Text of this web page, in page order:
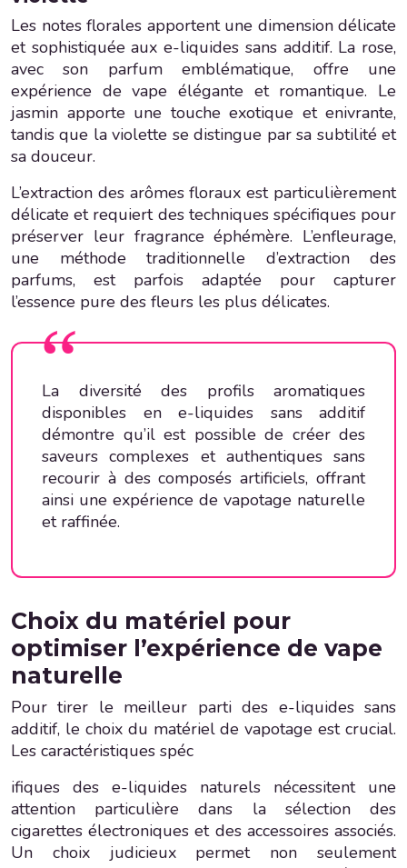
Les notes florales apportent une dimension délicate
et sophistiquée aux e-liquides sans additif. La rose,
avec son parfum emblématique, offre une
expérience de vape élégante et romantique. Le
jasmin apporte une touche exotique et enivrante,
tandis que la violette se distingue par sa subtilité et
sa douceur.
L’extraction des arômes floraux est particulièrement
délicate et requiert des techniques spécifiques pour
préserver leur fragrance éphémère. L’enfleurage,
une méthode traditionnelle d’extraction des
parfums, est parfois adaptée pour capturer
l’essence pure des fleurs les plus délicates.
La diversité des profils aromatiques
disponibles en e-liquides sans additif
démontre qu’il est possible de créer des
saveurs complexes et authentiques sans
recourir à des composés artificiels, offrant
ainsi une expérience de vapotage naturelle
et raffinée.
Choix du matériel pour
optimiser l’expérience de vape
naturelle
Pour tirer le meilleur parti des e-liquides sans
additif, le choix du matériel de vapotage est crucial.
Les caractéristiques spéc
ifiques des e-liquides naturels nécessitent une
attention particulière dans la sélection des
cigarettes électroniques et des accessoires associés.
Un choix judicieux permet non seulement